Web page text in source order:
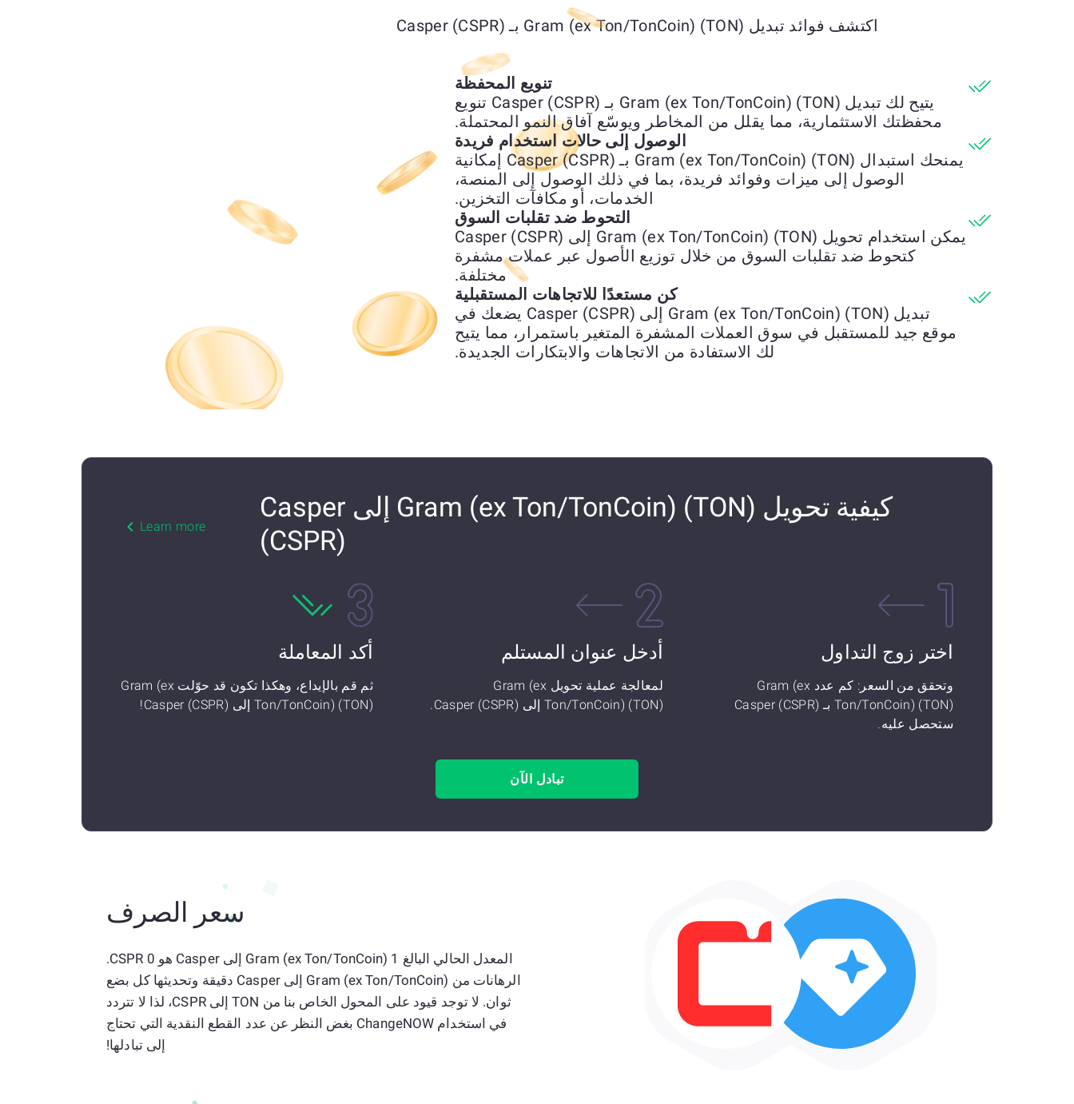
اكتشف فوائد تبديل Gram (ex Ton/TonCoin) (TON) بـ Casper (CSPR)
تنويع المحفظة
يتيح لك تبديل Gram (ex Ton/TonCoin) (TON) بـ Casper (CSPR) تنويع
محفظتك الاستثمارية، مما يقلل من المخاطر ويوسّع آفاق النمو المحتملة.
الوصول إلى حالات استخدام فريدة
يمنحك استبدال Gram (ex Ton/TonCoin) (TON) بـ Casper (CSPR) إمكانية
الوصول إلى ميزات وفوائد فريدة، بما في ذلك الوصول إلى المنصة،
الخدمات، أو مكافآت التخزين.
التحوط ضد تقلبات السوق
يمكن استخدام تحويل Gram (ex Ton/TonCoin) (TON) إلى Casper (CSPR)
كتحوط ضد تقلبات السوق من خلال توزيع الأصول عبر عملات مشفرة
مختلفة.
كن مستعدًا للاتجاهات المستقبلية
تبديل Gram (ex Ton/TonCoin) (TON) إلى Casper (CSPR) يضعك في
موقع جيد للمستقبل في سوق العملات المشفرة المتغير باستمرار، مما يتيح
لك الاستفادة من الاتجاهات والابتكارات الجديدة.
كيفية تحويل Gram (ex Ton/TonCoin) (TON) إلى Casper
(CSPR)
Learn more
اختر زوج التداول
وتحقق من السعر: كم عدد Gram (ex
Ton/TonCoin) (TON) بـ Casper (CSPR)
ستحصل عليه.
أدخل عنوان المستلم
لمعالجة عملية تحويل Gram (ex
Ton/TonCoin) (TON) إلى Casper (CSPR).
أكد المعاملة
ثم قم بالإيداع، وهكذا تكون قد حوّلت Gram (ex
Ton/TonCoin) (TON) إلى Casper (CSPR)!
تبادل الآن
سعر الصرف
المعدل الحالي البالغ 1 Gram (ex Ton/TonCoin) إلى Casper هو 0 CSPR.
الرهانات من Gram (ex Ton/TonCoin) إلى Casper دقيقة وتحديثها كل بضع
ثوان. لا توجد قيود على المحول الخاص بنا من TON إلى CSPR، لذا لا تتردد
في استخدام ChangeNOW بغض النظر عن عدد القطع النقدية التي تحتاج
إلى تبادلها!